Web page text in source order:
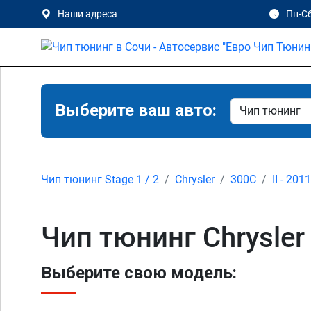
Наши адреса Пн-
Выберите ваш авто:
Чип тюнинг Stage 1 / 2 Chrysler 300C II -
Чип тюнинг
Выберите свою модель: